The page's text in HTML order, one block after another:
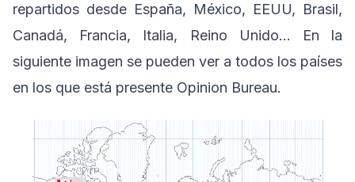
repartidos desde España, México, EEUU, Brasil,
Canadá, Francia, Italia, Reino Unido… En la
siguiente imagen se pueden ver a todos los países
en los que está presente Opinion Bureau.